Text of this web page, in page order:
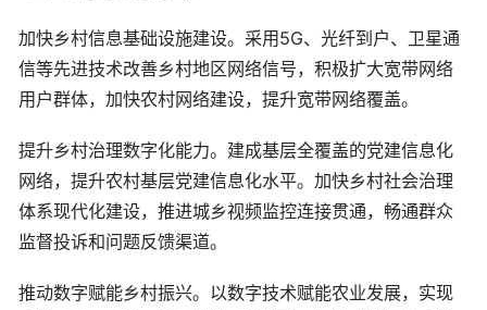
加快乡村信息基础设施建设。采用5G、光纤到户、卫星通
信等先进技术改善乡村地区网络信号，积极扩大宽带网络
用户群体，加快农村网络建设，提升宽带网络覆盖。
提升乡村治理数字化能力。建成基层全覆盖的党建信息化
网络，提升农村基层党建信息化水平。加快乡村社会治理
体系现代化建设，推进城乡视频监控连接贯通，畅通群众
监督投诉和问题反馈渠道。
推动数字赋能乡村振兴。以数字技术赋能农业发展，实现